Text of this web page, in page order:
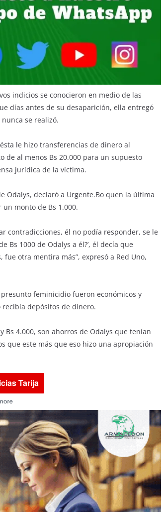
indicios se conocieron en medio de las
días antes de su desaparición, ella entregó
se realizó.
le hizo transferencias de dinero al
al menos Bs 20.000 para un supuesto
jurídica de la víctima.
Odalys, declaró a Urgente.Bo quen la última
monto de Bs 1.000.
contradicciones, él no podía responder, se le
Bs 1000 de Odalys a él?’, él decía que
otra mentira más”, expresó a Red Uno,
feminicidio fueron económicos y
depósitos de dinero.
Bs 4.000, son ahorros de Odalys que tenían
que este más que eso hizo una apropiación